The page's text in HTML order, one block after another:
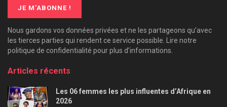
Nous gardons vos données privées et ne les partageons qu’avec
les tierces parties qui rendent ce service possible. Lire notre
politique de confidentialité pour plus d’informations.
Articles récents
Les 06 femmes les plus influentes d’Afrique en
2026